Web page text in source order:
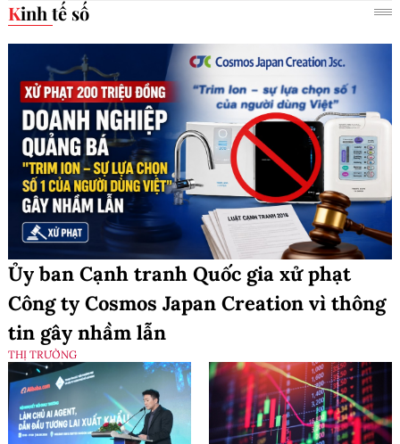
Kinh tế số
Ủy ban Cạnh tranh Quốc gia xử phạt
Công ty Cosmos Japan Creation vì thông
tin gây nhầm lẫn
THỊ TRƯỜNG